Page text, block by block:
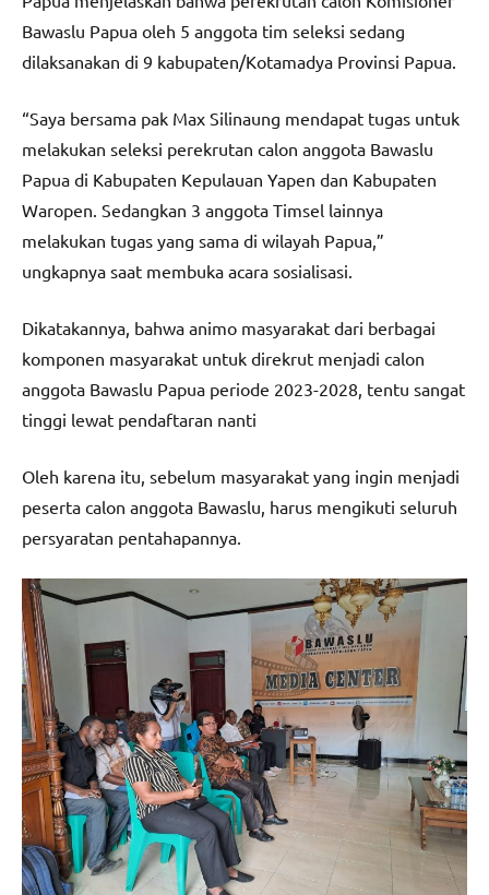
Bawaslu Papua oleh 5 anggota tim seleksi sedang
dilaksanakan di 9 kabupaten/Kotamadya Provinsi Papua.
“Saya bersama pak Max Silinaung mendapat tugas untuk
melakukan seleksi perekrutan calon anggota Bawaslu
Papua di Kabupaten Kepulauan Yapen dan Kabupaten
Waropen. Sedangkan 3 anggota Timsel lainnya
melakukan tugas yang sama di wilayah Papua,”
ungkapnya saat membuka acara sosialisasi.
Dikatakannya, bahwa animo masyarakat dari berbagai
komponen masyarakat untuk direkrut menjadi calon
anggota Bawaslu Papua periode 2023-2028, tentu sangat
tinggi lewat pendaftaran nanti
Oleh karena itu, sebelum masyarakat yang ingin menjadi
peserta calon anggota Bawaslu, harus mengikuti seluruh
persyaratan pentahapannya.